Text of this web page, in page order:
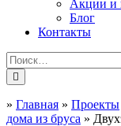
Акции и
Блог
Контакты
» Главная » Проекты
дома из бруса »